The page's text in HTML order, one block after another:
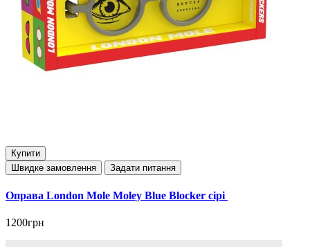
Купити
Швидке замовлення
Задати питання
Оправа London Mole Moley Blue Blocker сірі
1200грн